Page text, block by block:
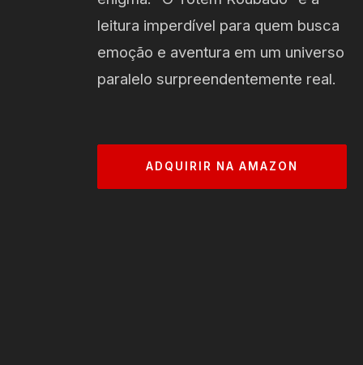
leitura imperdível para quem busca
emoção e aventura em um universo
paralelo surpreendentemente real.
ADQUIRIR NA AMAZON